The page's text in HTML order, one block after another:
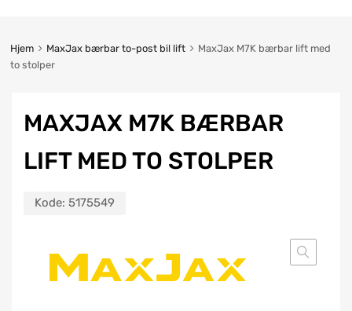
Hjem MaxJax bærbar to-post bil lift
MaxJax M7K bærbar lift med
to stolper
MAXJAX M7K BÆRBAR
LIFT MED TO STOLPER
Kode: 5175549